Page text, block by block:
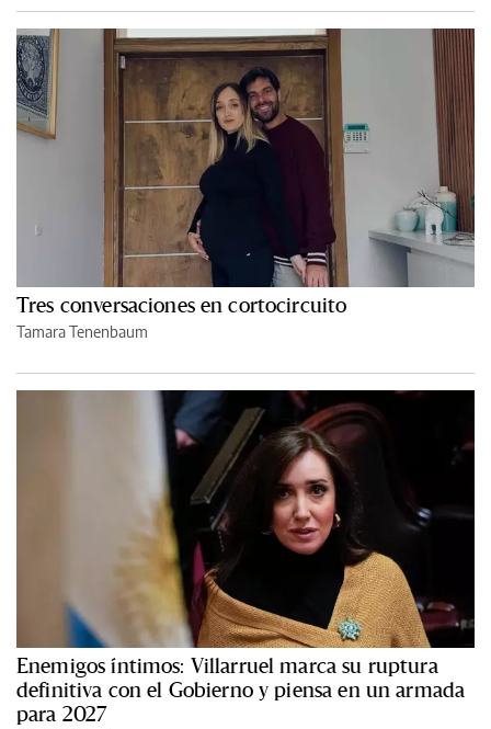
Tres conversaciones en cortocircuito
Tamara Tenenbaum
Enemigos íntimos: Villarruel marca su ruptura
definitiva con el Gobierno y piensa en un armada
para 2027